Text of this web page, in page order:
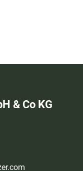
& Co KG